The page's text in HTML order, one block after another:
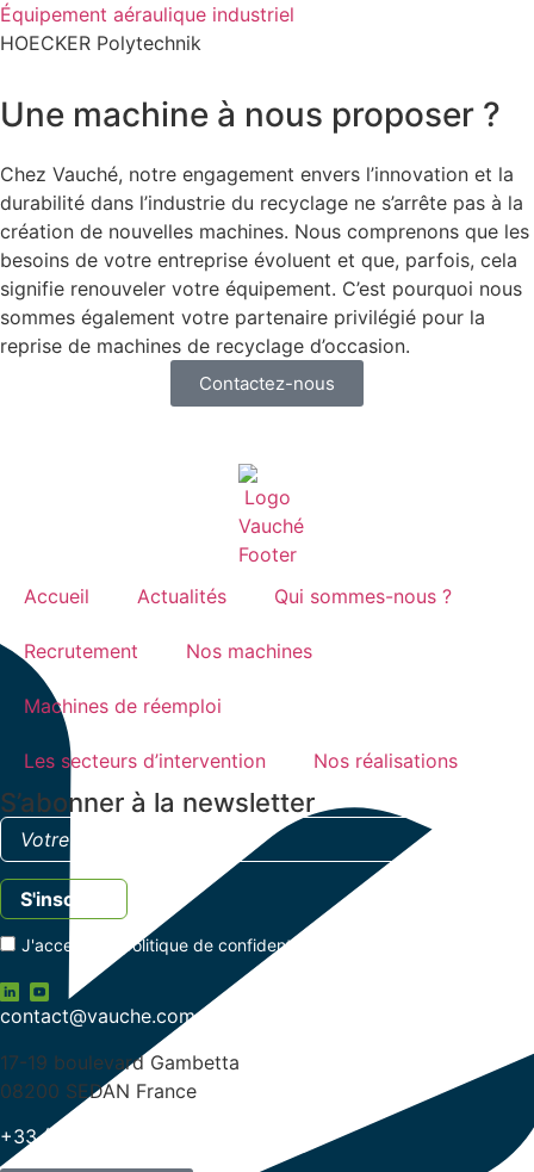
Équipement aéraulique industriel
HOECKER Polytechnik
Une machine à nous proposer ?
Chez Vauché, notre engagement envers l’innovation et la
durabilité dans l’industrie du recyclage ne s’arrête pas à la
création de nouvelles machines. Nous comprenons que les
besoins de votre entreprise évoluent et que, parfois, cela
signifie renouveler votre équipement. C’est pourquoi nous
sommes également votre partenaire privilégié pour la
reprise de machines de recyclage d’occasion.
Contactez-nous
Accueil Actualités Qui sommes-nous ?
Recrutement Nos machines
Machines de réemploi
Les secteurs d’intervention Nos réalisations
S’abonner à la newsletter
J'accepte la politique de confidentialité
contact@vauche.com
17-19 boulevard Gambetta
08200 SEDAN France
+33 (0)3 24 29 03 50